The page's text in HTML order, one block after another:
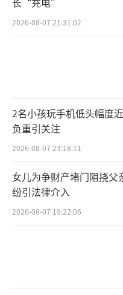
2026-08-07 21:31:02
2名小孩玩手机低头幅度
负重引关注
2026-08-07 23:18:11
女儿为争财产堵门阻挠父
纷引法律介入
2026-08-07 19:22:06